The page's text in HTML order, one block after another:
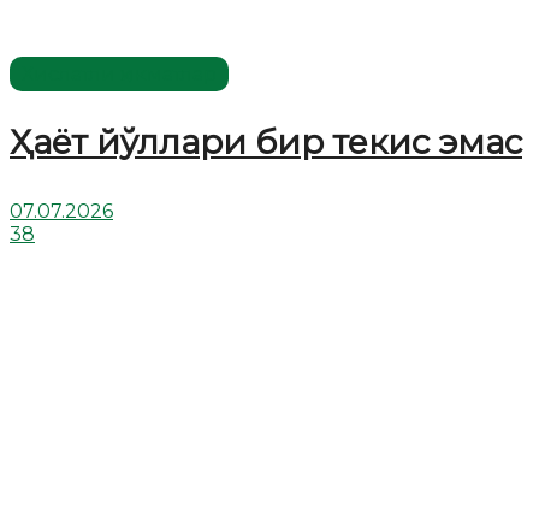
Ҳаёт йўллари бир текис эмас
07.07.2026
38